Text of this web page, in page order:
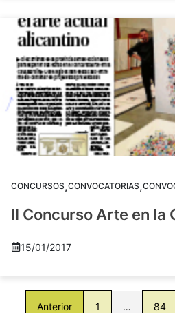
CONCURSOS,CONVOCATORIAS,
II Concurso Arte en la
15/01/2017
Anterior 1 … 84